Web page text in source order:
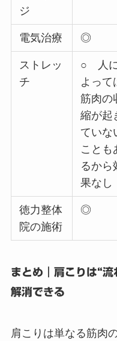
ジ
電気治療 ◎
ストレッ
チ
○ 人
よって
筋肉の
縮が起
ていな
ことも
るから
果なし
徳力整体
院の施術
◎
まとめ｜肩こりは“
解消できる
肩こりは単なる筋肉